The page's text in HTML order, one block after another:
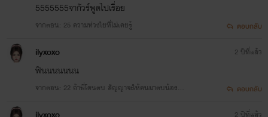
5555555จากัวร์พูดไปเรื่อย
จากตอน: 25 ความห่วงใยที่ไม่เคยรู้ ตอบกลับ
ilyxoxo
ฟินนนนนนน
จากตอน: 22 ถ้าพี่โดนตบ สัญญาจะให้คนมาตบน้องแ
2 ปีที่แล้ว
ตอบกลับ
2 ปีที่แล้ว